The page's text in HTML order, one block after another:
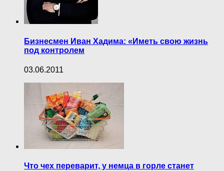
Бизнесмен Иван Хадима: «Иметь свою жизнь
под контролем
03.06.2011
Что чех переварит, у немца в горле станет